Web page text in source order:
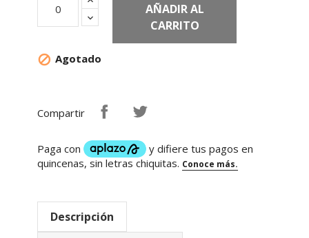
AÑADIR AL
CARRITO
 Agotado
Compartir
Descripción